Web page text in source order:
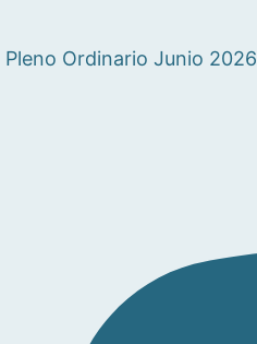
Pleno Ordinario Junio 2026